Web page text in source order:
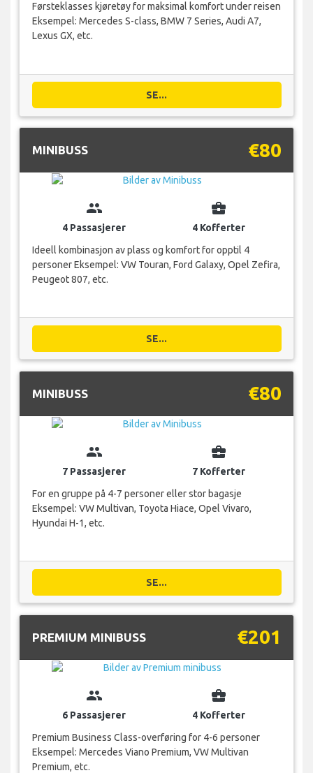
Førsteklasses kjøretøy for maksimal komfort under reisen
Eksempel: Mercedes S-class, BMW 7 Series, Audi A7,
Lexus GX, etc.
SE...
MINIBUSS €80
group
4 Passasjerer
business_center
4 Kofferter
Ideell kombinasjon av plass og komfort for opptil 4
personer Eksempel: VW Touran, Ford Galaxy, Opel Zefira,
Peugeot 807, etc.
SE...
MINIBUSS €80
group
7 Passasjerer
business_center
7 Kofferter
For en gruppe på 4-7 personer eller stor bagasje
Eksempel: VW Multivan, Toyota Hiace, Opel Vivaro,
Hyundai H-1, etc.
SE...
PREMIUM MINIBUSS €201
group
6 Passasjerer
business_center
4 Kofferter
Premium Business Class-overføring for 4-6 personer
Eksempel: Mercedes Viano Premium, VW Multivan
Premium, etc.